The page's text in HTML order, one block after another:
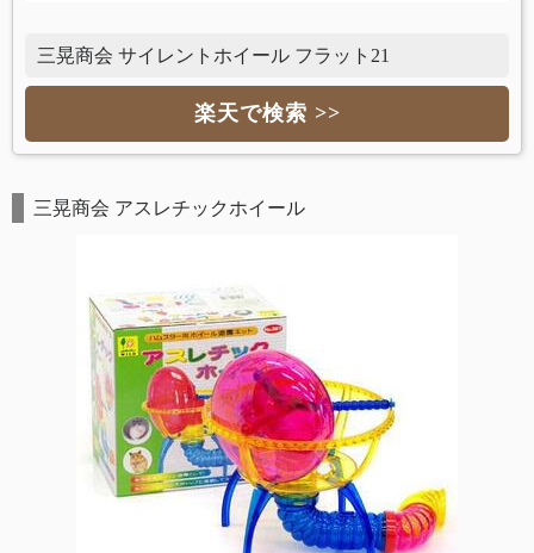
三晃商会 サイレントホイール フラット21
楽天で検索 >>
三晃商会 アスレチックホイール